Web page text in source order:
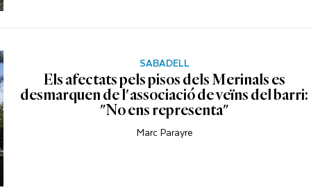
SABADELL
Els afectats pels pisos dels Merinals es
desmarquen de l'associació de veïns del barri:
"No ens representa"
Marc Parayre